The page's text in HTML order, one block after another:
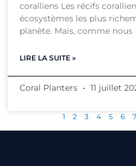
coralliens Les récifs
écosystèmes les plus
planète. Mais, comme nous
LIRE LA SUITE »
Coral Planters 11 juillet
1 2 3 4 5 6 7